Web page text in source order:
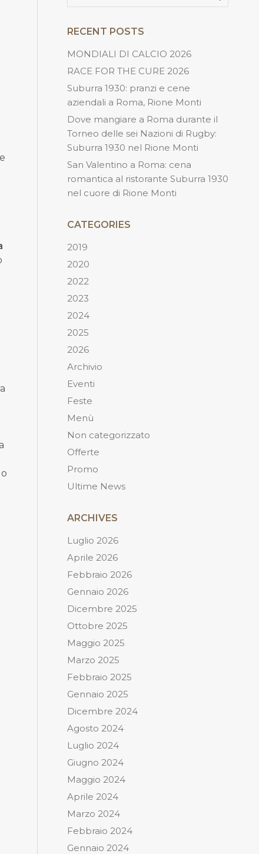
e
RECENT POSTS
MONDIALI DI CALCIO 2026
RACE FOR THE CURE 2026
Suburra 1930: pranzi e cene
aziendali a Roma, Rione Monti
Dove mangiare a Roma durante il
Torneo delle sei Nazioni di Rugby:
Suburra 1930 nel Rione Monti
San Valentino a Roma: cena
romantica al ristorante Suburra 1930
nel cuore di Rione Monti
CATEGORIES
2019
2020
2022
2023
2024
2025
2026
Archivio
Eventi
Feste
Menù
Non categorizzato
Offerte
Promo
Ultime News
ARCHIVES
Luglio 2026
Aprile 2026
Febbraio 2026
Gennaio 2026
Dicembre 2025
Ottobre 2025
Maggio 2025
Marzo 2025
Febbraio 2025
Gennaio 2025
Dicembre 2024
Agosto 2024
Luglio 2024
Giugno 2024
Maggio 2024
Aprile 2024
Marzo 2024
Febbraio 2024
Gennaio 2024